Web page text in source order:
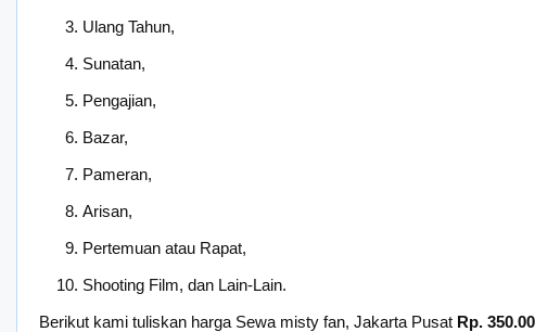
Ulang Tahun,
Sunatan,
Pengajian,
Bazar,
Pameran,
Arisan,
Pertemuan atau Rapat,
Shooting Film, dan Lain-Lain.
Berikut kami tuliskan harga Sewa misty fan, Jakarta Pusat Rp.